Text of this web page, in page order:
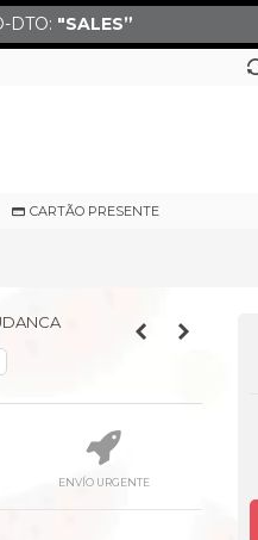
DTO: "SALES”
CARTÃO PRESENTE
ENVÍO URGENTE